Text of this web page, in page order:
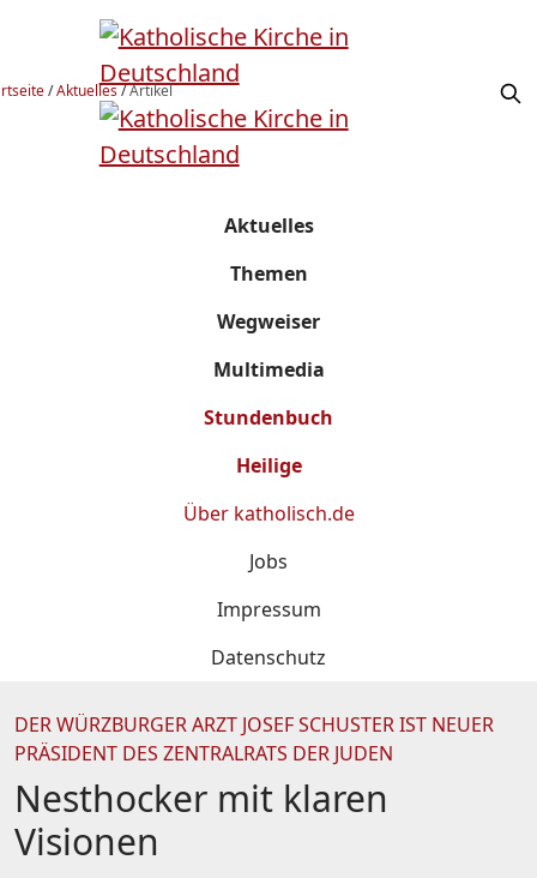
/Aktuelles/Artikel
Aktuelles
Themen
Wegweiser
Multimedia
Stundenbuch
Heilige
Über katholisch.de
Jobs
Impressum
Datenschutz
DER WÜRZBURGER ARZT JOSEF SCHUSTER IST NEUER
PRÄSIDENT DES ZENTRALRATS DER JUDEN
Nesthocker mit klaren
Visionen